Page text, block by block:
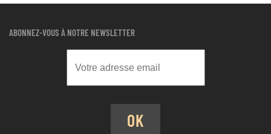
ABONNEZ-VOUS À NOTRE NEWSLETTER
OK